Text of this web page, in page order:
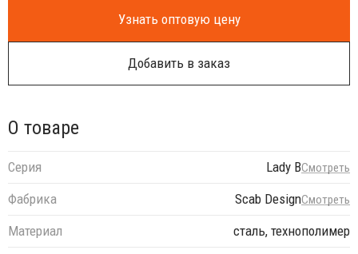
Узнать оптовую цену
Добавить в заказ
О товаре
Серия Lady BСмотреть
Фабрика Scab DesignСмотреть
Материал
сталь, технополимер